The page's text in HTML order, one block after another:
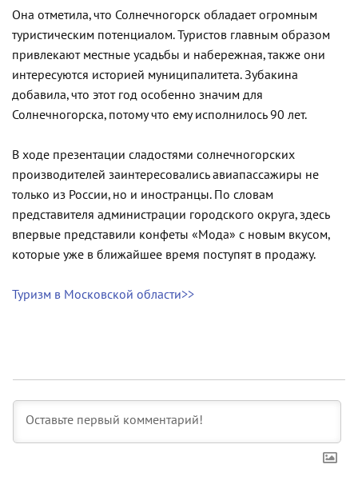
Она отметила, что Солнечногорск обладает огромным
туристическим потенциалом. Туристов главным образом
привлекают местные усадьбы и набережная, также они
интересуются историей муниципалитета. Зубакина
добавила, что этот год особенно значим для
Солнечногорска, потому что ему исполнилось 90 лет.
В ходе презентации сладостями солнечногорских
производителей заинтересовались авиапассажиры не
только из России, но и иностранцы. По словам
представителя администрации городского округа, здесь
впервые представили конфеты «Мода» с новым вкусом,
которые уже в ближайшее время поступят в продажу.
Туризм в Московской области>>